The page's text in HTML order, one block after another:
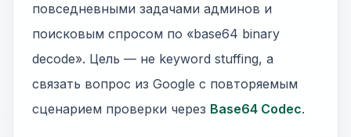
повседневными задачами админов и
поисковым спросом по «base64 binary
decode». Цель — не keyword stuffing, а
связать вопрос из Google с повторяемым
сценарием проверки через Base64 Codec.